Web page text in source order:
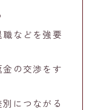
などを強要
の交渉をす
につながる